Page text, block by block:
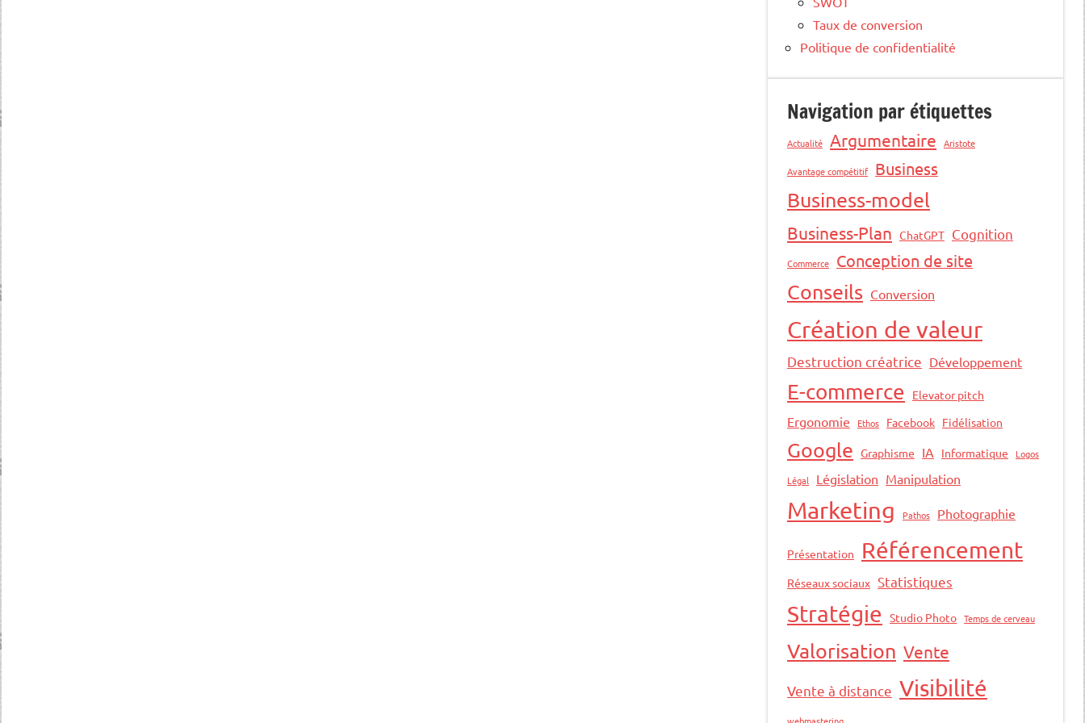
Taux de conversion
Politique de confidentialité
Navigation par étiquettes
Actualité Argumentaire Aristote
Avantage compétitif Business
Business-model
Business-Plan ChatGPT Cognition
Commerce Conception de site
Conseils Conversion
Création de valeur
Destruction créatrice Développement
E-commerce Elevator pitch
Ergonomie Ethos Facebook Fidélisation
Google Graphisme IA Informatique Logos
Légal Législation Manipulation
Marketing Pathos Photographie
Présentation Référencement
Réseaux sociaux Statistiques
Stratégie Studio Photo Temps de cerveau
Valorisation Vente
Vente à distance Visibilité
webmastering